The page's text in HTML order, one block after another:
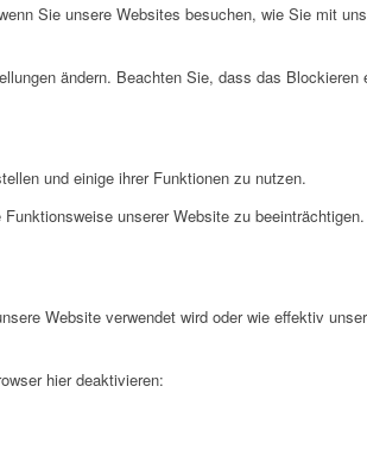
Sie unsere Websites besuchen, wie Sie mit
ändern. Beachten Sie, dass das
und einige ihrer Funktionen zu nutzen.
unserer Website zu
Website verwendet wird oder wie effektiv
hier deaktivieren: